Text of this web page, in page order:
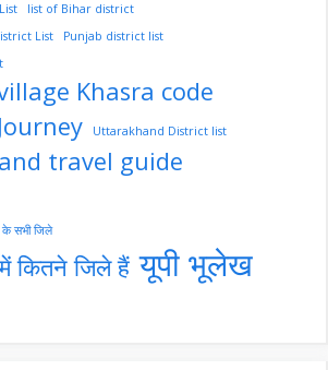
list of Bihar district
List
Punjab district list
Khasra code
Uttarakhand District list
travel guide
के सभी जिले
कितने जिले हैं यूपी भूलेख